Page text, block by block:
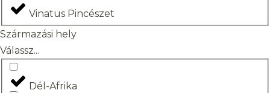
Vinatus Pincészet
Származási hely
Válassz...
Dél-Afrika